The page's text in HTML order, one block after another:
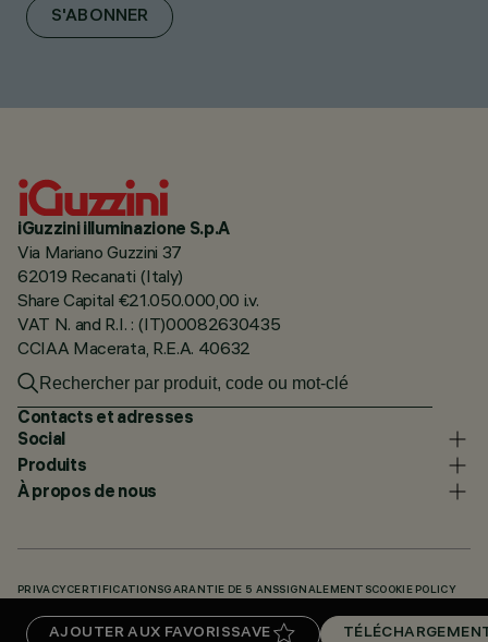
AJOUTER AUX FAVORISSAVE
S'ABONNER
iGuzzini illuminazione S.p.A
Via Mariano Guzzini 37
62019 Recanati (Italy)
Share Capital €21.050.000,00 i.v.
VAT N. and R.I. : (IT)00082630435
CCIAA Macerata, R.E.A. 40632
Contacts et adresses
Social
Produits
À propos de nous
PRIVACY CERTIFICATIONSGARANTIE DE 5 ANSSIGNALEMENTSCOOKIE POLICY
TÉLÉCHARGEMENTS